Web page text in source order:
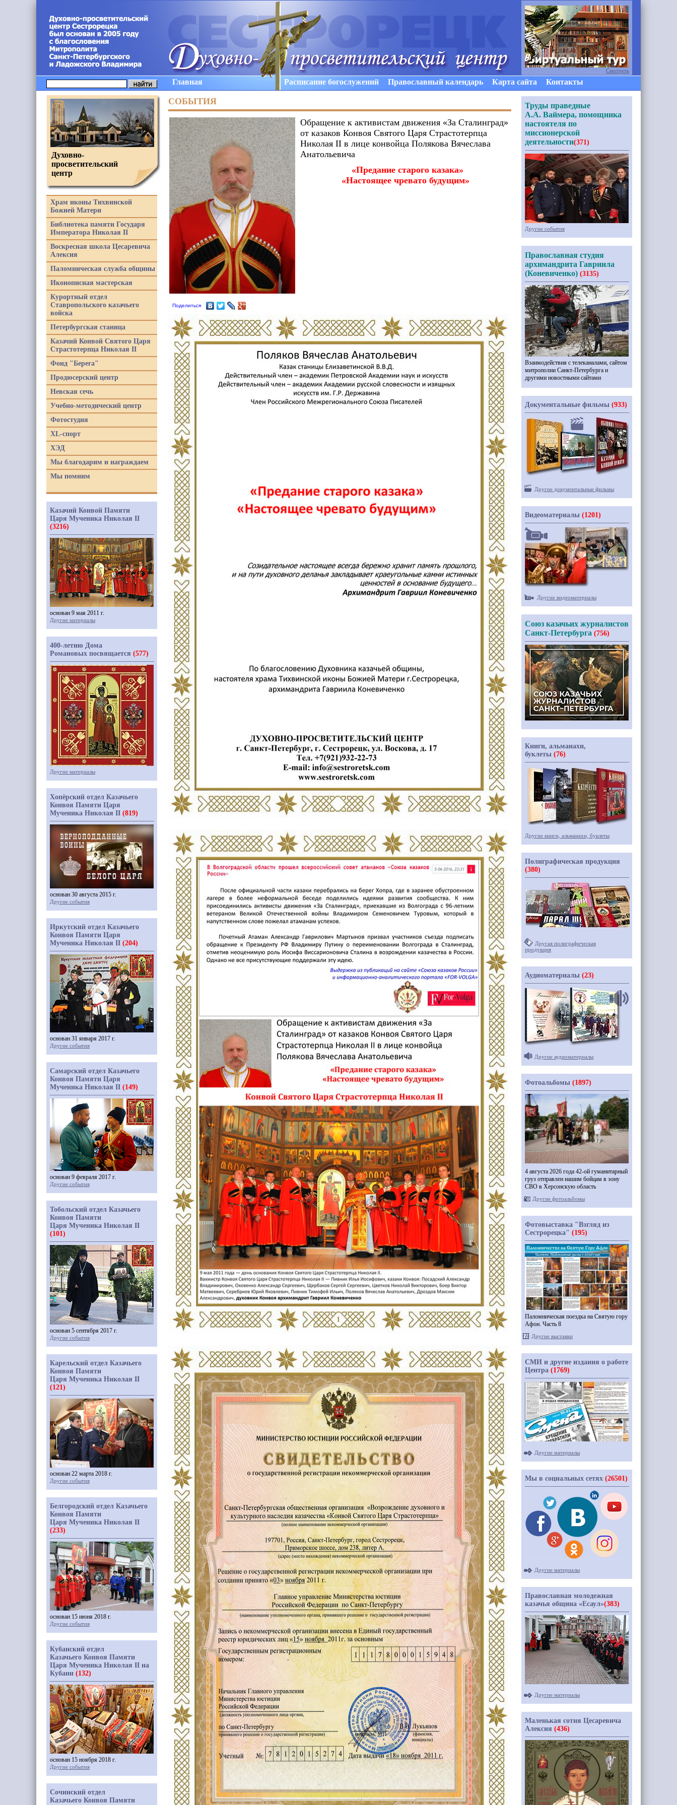
Главная Расписание богослужений Православный календарь Карта сайта Контакты
СОБЫТИЯ
Поделиться
Обращение к активистам движения «За Сталинград»
от казаков Конвоя Святого Царя Страстотерпца
Николая II в лице конвойца Полякова Вячеслава
Анатольевича
«Предание старого казака»
«Настоящее чревато будущим»
Духовно-
просветительский
центр
Храм иконы Тихвинской
Божией Матери
Библиотека памяти Государя
Императора Николая II
Воскресная школа Цесаревича
Алексия
Паломническая служба общины
Иконописная мастерская
Курортный отдел
Ставропольского казачьего
войска
Петербургская станица
Казачий Конвой Святого Царя
Страстотерпца Николая II
Фонд "Берега"
Продюсерский центр
Невская сечь
Учебно-методический центр
Фотостудия
XL-спорт
ХЭД
Мы благодарим и награждаем
Мы помним
Казачий Конвой Памяти
Царя Мученика Николая II
(3216)
основан 9 мая 2011 г.
Другие материалы
400-летию Дома
Романовых посвящается (577)
Другие материалы
Хопёрский отдел Казачьего
Конвоя Памяти Царя
Мученика Николая II (819)
основан 30 августа 2015 г.
Другие события
Иркутский отдел Казачьего
Конвоя Памяти Царя
Мученика Николая II (204)
основан 31 января 2017 г.
Другие события
Самарский отдел Казачьего
Конвоя Памяти Царя
Мученика Николая II (149)
основан 9 февраля 2017 г.
Другие события
Тобольский отдел Казачьего
Конвоя Памяти
Царя Мученика Николая II
(101)
основан 5 сентября 2017 г.
Другие события
Карельский отдел Казачьего
Конвоя Памяти
Царя Мученика Николая II
(121)
основан 22 марта 2018 г.
Другие события
Белгородский отдел Казачьего
Конвоя Памяти
Царя Мученика Николая II
(233)
основан 15 июня 2018 г.
Другие события
Кубанский отдел
Казачьего Конвоя Памяти
Царя Мученика Николая II на
Кубани (132)
основан 15 ноября 2018 г.
Другие события
Сочинский отдел
Казачьего Конвоя Памяти
Смотреть
Труды праведные
А.А. Ваймера, помощника
настоятеля по
миссионерской
деятельности(371)
Другие события
Православная студия
архимандрита Гавриила
(Коневиченко) (3135)
Взаимодействия с телеканалами, сайтом
митрополии Санкт-Петербурга и
другими новостными сайтами
Документальные фильмы (933)
Другие документальные фильмы
Видеоматериалы (1201)
Другие видеоматериалы
Союз казачьих журналистов
Санкт-Петербурга (756)
Книги, альманахи,
буклеты (76)
Другие книги, альманахи, буклеты
Полиграфическая продукция
(380)
Другая полиграфическая
продукция
Аудиоматериалы (23)
Другие аудиоматериалы
Фотоальбомы (1897)
4 августа 2026 года 42-ой гуманитарный
груз отправлен нашим бойцам в зону
СВО в Херсонскую область
Другие фотоальбомы
Фотовыставка "Взгляд из
Сестрорецка" (195)
Паломническая поездка на Святую гору
Афон. Часть 8
Другие выставки
СМИ и другие издания о работе
Центра (1769)
Другие материалы
Мы в социальных сетях (26501)
Другие материалы
Православная молодежная
казачья община «Есаул»(383)
Другие материалы
Маленькая сотня Цесаревича
Алексия (436)